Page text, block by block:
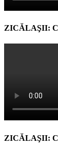
ZICĂLAŞII:
ZICĂLAŞII: